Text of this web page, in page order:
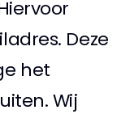
Deze
het
Wij